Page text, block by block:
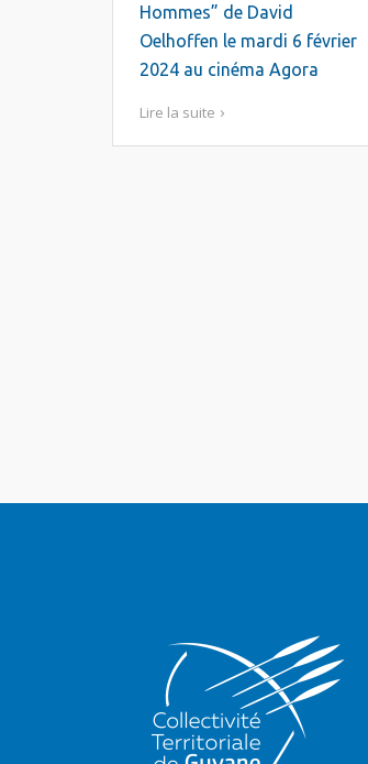
Hommes” de David
Oelhoffen le mardi 6 février
2024 au cinéma Agora
Lire la suite